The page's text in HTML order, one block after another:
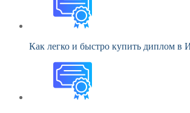
Как легко и быстро купить диплом в